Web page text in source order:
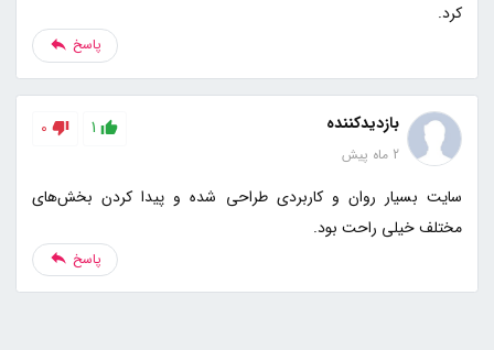
کرد.
پاسخ
بازدیدکننده
2 ماه پیش
1
0
سایت بسیار روان و کاربردی طراحی شده و پیدا کردن بخش‌های
مختلف خیلی راحت بود.
پاسخ